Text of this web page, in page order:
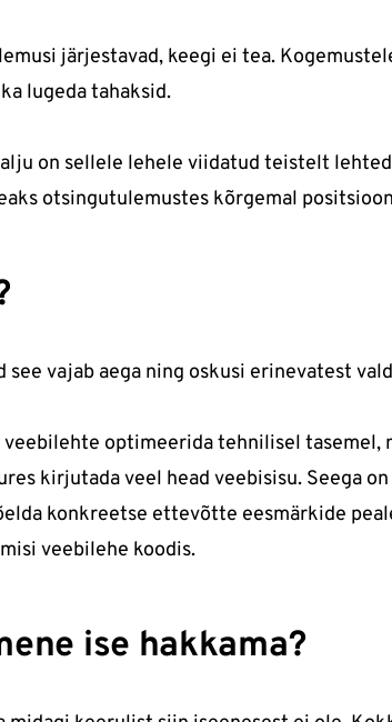
järjestavad, keegi ei tea.
lugeda tahaksid.
on sellele lehele viidatud teistelt
otsingutulemustes kõrgemal
vajab aega ning oskusi erinevatest
optimeerida tehnilisel tasemel,
kirjutada veel head veebisisu. Seega
konkreetse ettevõtte eesmärkide
veebilehe koodis.
ise hakkama?